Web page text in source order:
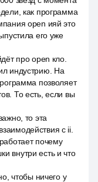
как программа
open ияй это
его уже
про open кло.
индустрию. На
позволяет
То есть, если вы
то эта
с ii.
почему
внутри есть и что
чтобы ничего у